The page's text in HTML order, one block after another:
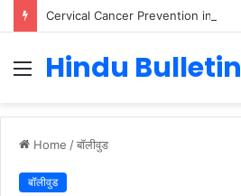
Menu
Hindu Bulletin
Home /बॉलीवुड
बॉलीवुड